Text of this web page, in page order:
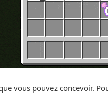
vous pouvez concevoir.